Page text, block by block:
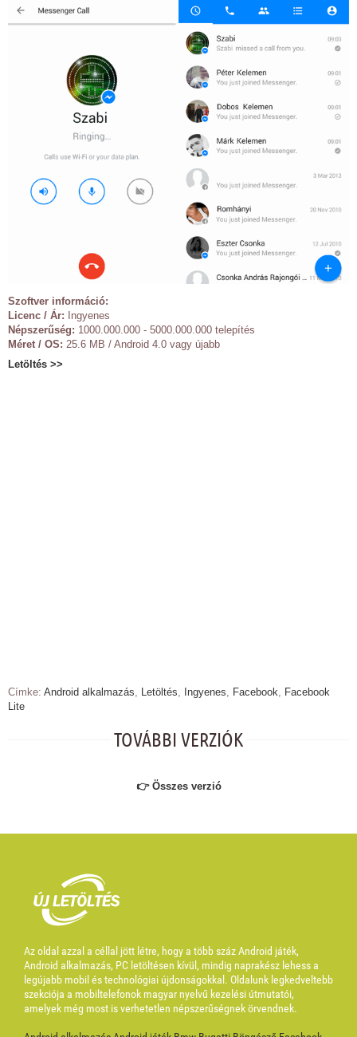
Szoftver információ:
Licenc / Ár: Ingyenes
Népszerűség: 1000.000.000 - 5000.000.000 telepítés
Méret / OS: 25.6 MB / Android 4.0 vagy újabb
Letöltés >>
Címke: Android alkalmazás, Letöltés, Ingyenes, Facebook, Facebook
Lite
TOVÁBBI VERZIÓK
👉 Összes verzió
Az oldal azzal a céllal jött létre, hogy a több száz Android játék,
Android alkalmazás, PC letöltésen kívül, mindig naprakész lehess a
legújabb mobil és technológiai újdonságokkal. Oldalunk legkedveltebb
szekciója a mobiltelefonok magyar nyelvű kezelési útmutatói,
amelyek még most is verhetetlen népszerűségnek örvendnek.